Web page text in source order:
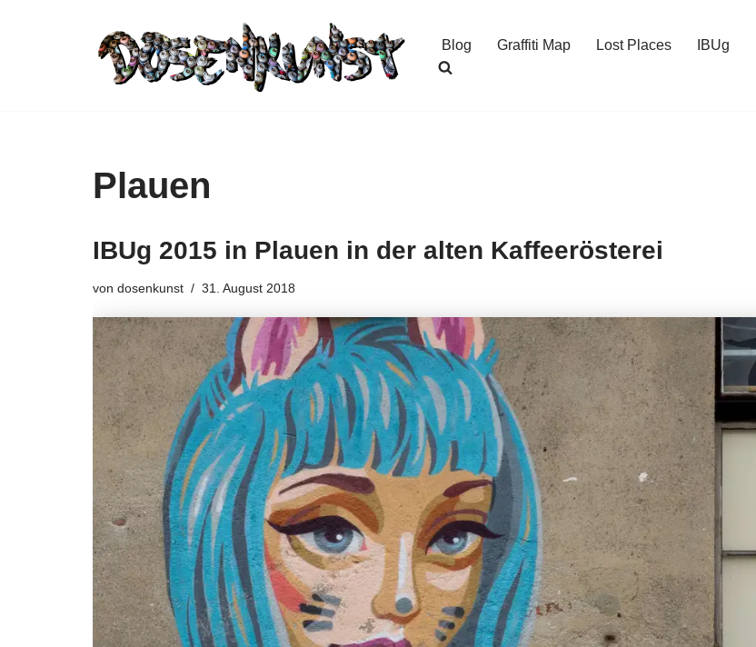
Blog Graffiti Map Lost Places IBUg
Plauen
IBUg 2015 in Plauen in der alten Kaffeerösterei
von dosenkunst 31. August 2018